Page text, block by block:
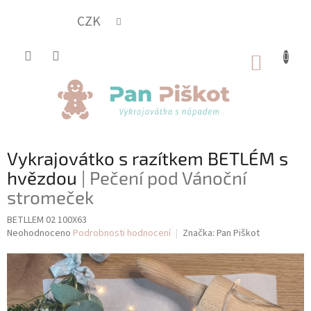
CZK
Vykrajovátko s razítkem BETLÉM s
hvězdou | Pečení pod Vánoční
stromeček
BETLLEM 02 100X63
Průměrné
produktu
je
z
Neohodnoceno Podrobnosti hodnocení Značka: Pan Piškot